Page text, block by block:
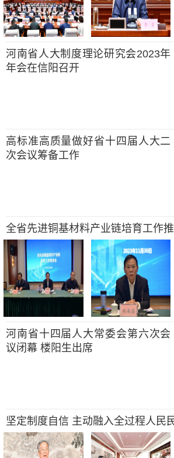
河南省人大制度理论研究会2023年
年会在信阳召开
高标准高质量做好省十四届人大二
次会议筹备工作
全省先进铜基材料产业链培育工作
河南省十四届人大常委会第六次会
议闭幕 楼阳生出席
坚定制度自信 主动融入全过程人民